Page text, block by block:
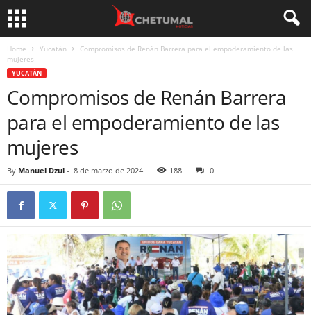
Home Yucatán
Compromisos de Renán Barrera para el empoderamiento de las
mujeres
YUCATÁN
Compromisos de Renán Barrera
para el empoderamiento de las
mujeres
By Manuel Dzul - 8 de marzo de 2024 188 0